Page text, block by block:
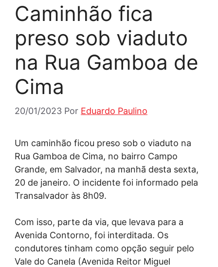
Caminhão fica
preso sob viaduto
na Rua Gamboa de
Cima
20/01/2023 Por Eduardo Paulino
Um caminhão ficou preso sob o viaduto na
Rua Gamboa de Cima, no bairro Campo
Grande, em Salvador, na manhã desta sexta,
20 de janeiro. O incidente foi informado pela
Transalvador às 8h09.
Com isso, parte da via, que levava para a
Avenida Contorno, foi interditada. Os
condutores tinham como opção seguir pelo
Vale do Canela (Avenida Reitor Miguel